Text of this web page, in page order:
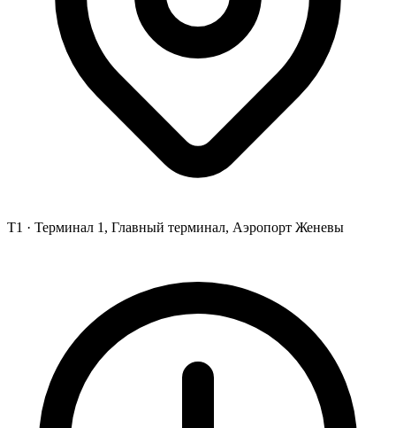
T1 · Терминал 1, Главный терминал, Аэропорт Женевы